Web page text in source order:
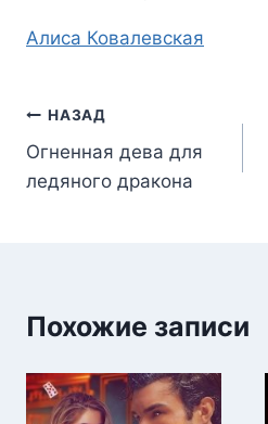
Метки
Алиса Ковалевская
Навигация
по
записям
НАЗАД
Огненная дева для
ледяного дракона
Похожие записи